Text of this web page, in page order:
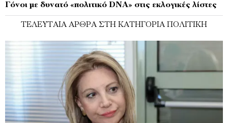
Γόνοι με δυνατό «πολιτικό DNA» στις εκλογικές λίστες
ΤΕΛΕΥΤΑΊΑ ΆΡΘΡΑ ΣΤΗ ΚΑΤΗΓΟΡΊΑ ΠΟΛΙΤΙΚΉ